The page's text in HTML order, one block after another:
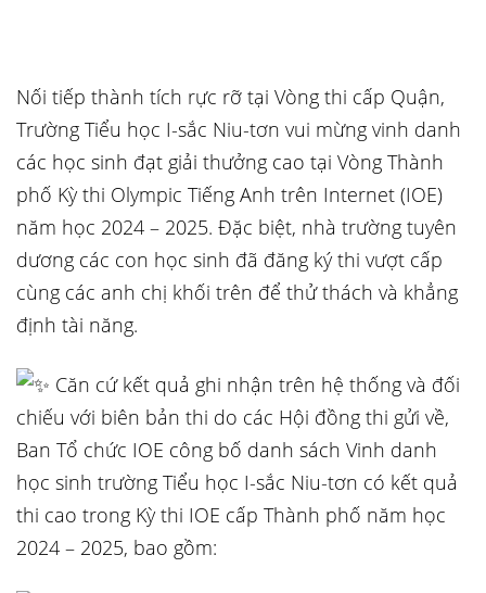
Nối tiếp thành tích rực rỡ tại Vòng thi cấp Quận,
Trường Tiểu học I-sắc Niu-tơn vui mừng vinh danh
các học sinh đạt giải thưởng cao tại Vòng Thành
phố Kỳ thi Olympic Tiếng Anh trên Internet (IOE)
năm học 2024 – 2025. Đặc biệt, nhà trường tuyên
dương các con học sinh đã đăng ký thi vượt cấp
cùng các anh chị khối trên để thử thách và khẳng
định tài năng.
Căn cứ kết quả ghi nhận trên hệ thống và đối
chiếu với biên bản thi do các Hội đồng thi gửi về,
Ban Tổ chức IOE công bố danh sách Vinh danh
học sinh trường Tiểu học I-sắc Niu-tơn có kết quả
thi cao trong Kỳ thi IOE cấp Thành phố năm học
2024 – 2025, bao gồm: